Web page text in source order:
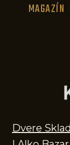
MAGAZÍN
Dvere